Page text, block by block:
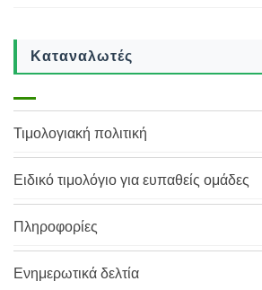
Καταναλωτές
Τιμολογιακή πολιτική
Ειδικό τιμολόγιο για ευπαθείς ομάδες
Πληροφορίες
Ενημερωτικά δελτία